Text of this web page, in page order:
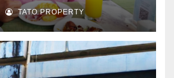
TATO PROPERTY